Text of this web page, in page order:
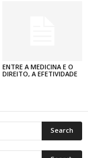
ENTRE A MEDICINA E O
DIREITO, A EFETIVIDADE